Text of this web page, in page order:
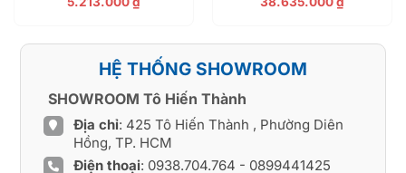
HỆ THỐNG SHOWROOM
SHOWROOM Tô Hiến Thành
Địa chỉ: 425 Tô Hiến Thành , Phường Diên
Hồng, TP. HCM
Điện thoại: 0938.704.764 - 0899441425